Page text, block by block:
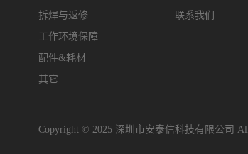
拆焊与返修
工作环境保障
配件&耗材
其它
联系我们
Copyright © 2025 深圳市安泰信科技有限公司 All